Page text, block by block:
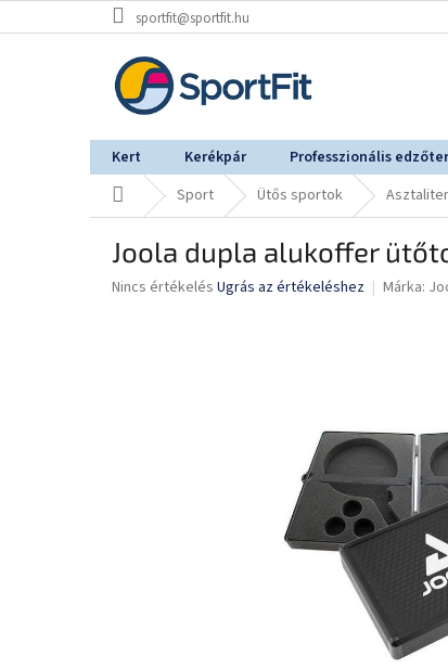
a
sportfit@sportfit.hu
Kert Kerékpár Professzionális
KezdőlapSport Ütős sportok
Joola dupla alukoffer
A
Nincs értékelés Ugrás az értékeléshez Márka: